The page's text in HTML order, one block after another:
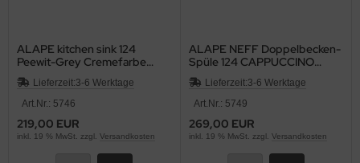
ALAPE kitchen sink 124
Peewit-Grey Cremefarbe
Beige mit Sprenkel 92x50,5
cm Lieferzeit:3-6 Werktage
Art.Nr.: 5746
219,00 EUR
inkl. 19 % MwSt. zzgl. Versandkosten
ALAPE NEFF Doppelbecken-
Spüle 124 CAPPUCCINO
92x50,5 cm
Lieferzeit:3-6 Werktage
Art.Nr.: 5749
269,00 EUR
inkl. 19 % MwSt. zzgl. Versandkosten